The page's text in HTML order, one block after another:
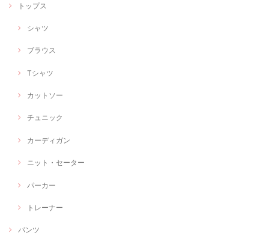
トップス
シャツ
ブラウス
Tシャツ
カットソー
チュニック
カーディガン
ニット・セーター
パーカー
トレーナー
パンツ